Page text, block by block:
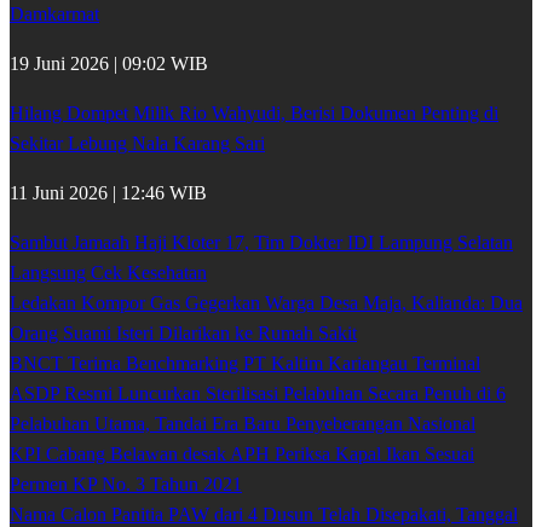
Damkarmat
19 Juni 2026 | 09:02 WIB
Hilang Dompet Milik Rio Wahyudi, Berisi Dokumen Penting di
Sekitar Lebung Nala Karang Sari
11 Juni 2026 | 12:46 WIB
Sambut Jamaah Haji Kloter 17, Tim Dokter IDI Lampung Selatan
Langsung Cek Kesehatan
Ledakan Kompor Gas Gegerkan Warga Desa Maja, Kalianda: Dua
Orang Suami Isteri Dilarikan ke Rumah Sakit
BNCT Terima Benchmarking PT Kaltim Kariangau Terminal
ASDP Resmi Luncurkan Sterilisasi Pelabuhan Secara Penuh di 6
Pelabuhan Utama, Tandai Era Baru Penyeberangan Nasional
KPI Cabang Belawan desak APH Periksa Kapal Ikan Sesuai
Permen KP No. 3 Tahun 2021
Nama Calon Panitia PAW dari 4 Dusun Telah Disepakati, Tanggal